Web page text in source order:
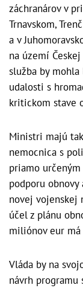
záchranárov v
Trnavskom,
a v
na území
služba by
udalosti s
kritickom stave
Ministri majú
nemocnica s
priamo
podporu
novej vojenskej
účel z plánu
miliónov eur
Vláda by na
návrh programu